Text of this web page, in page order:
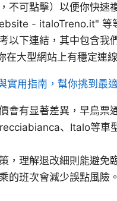
不可點擊）以便你快速
- italoTreno.it" 等
以下連結，其中包含我
大型網站上有穩定連
實用指南，幫你挑到最
會有显著差異，早鳥票
、Italo等車
，理解退改細則能避免
的班次會減少誤點風險。